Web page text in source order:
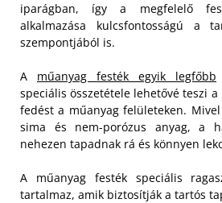
iparágban, így a megfelelő
alkalmazása kulcsfontosságú a
szempontjából is.
A műanyag festék egyik legfőbb
speciális összetétele lehetővé teszi
fedést a műanyag felületeken.
sima és nem-porózus anyag, a
nehezen tapadnak rá és könnyen
A műanyag festék speciális
tartalmaz, amik biztosítják a tartós